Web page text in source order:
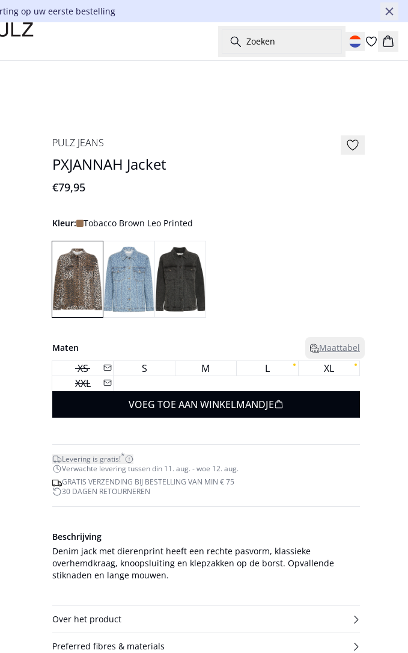
op uw eerste bestelling
Zoeken
PULZ JEANS
PXJANNAH Jacket
€79,95
Kleur: Tobacco Brown Leo Printed
Maten Maattabel
XS S M L
XL
XXL
VOEG TOE AAN WINKELMANDJE
Levering is gratis!*
Verwachte levering tussen din 11. aug. - woe 12. aug.
GRATIS VERZENDING BIJ BESTELLING VAN MIN € 75
30 DAGEN RETOURNEREN
Beschrijving
Denim jack met dierenprint heeft een rechte pasvorm, klassieke
overhemdkraag, knoopsluiting en klepzakken op de borst. Opvallende
stiknaden en lange mouwen.
Over het product
Preferred fibres & materials